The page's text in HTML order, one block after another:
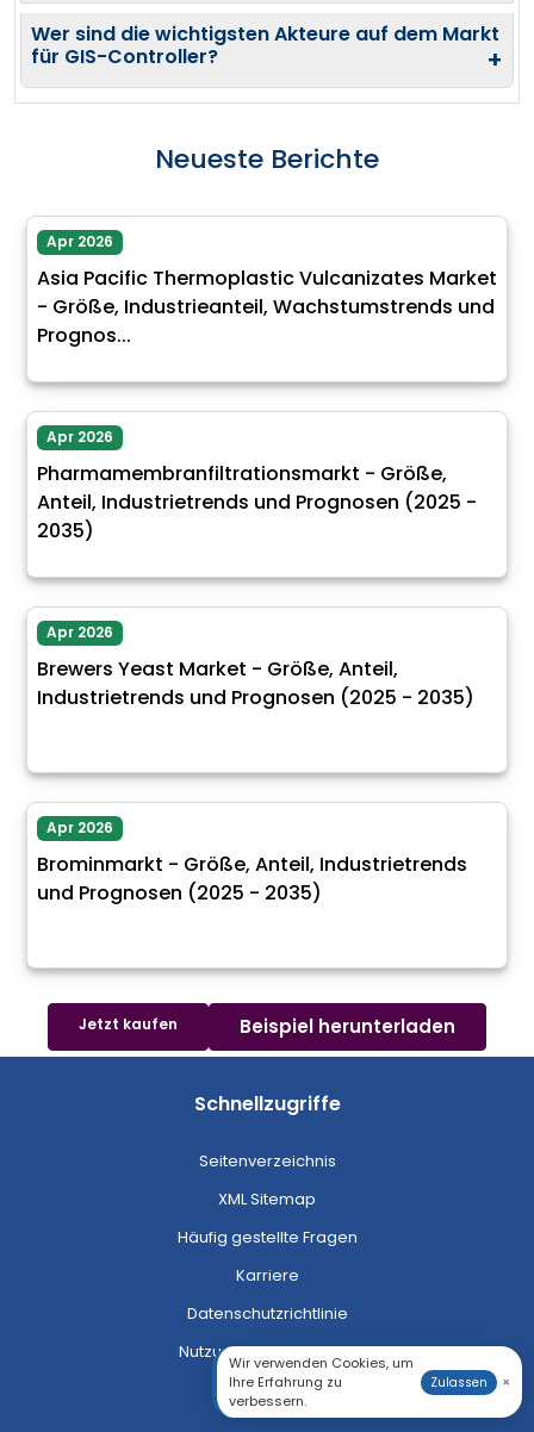
Wer sind die wichtigsten Akteure auf dem Markt
für GIS-Controller?
+
Neueste Berichte
Apr 2026
Asia Pacific Thermoplastic Vulcanizates Market
- Größe, Industrieanteil, Wachstumstrends und
Prognos...
Apr 2026
Pharmamembranfiltrationsmarkt - Größe,
Anteil, Industrietrends und Prognosen (2025 -
2035)
Apr 2026
Brewers Yeast Market - Größe, Anteil,
Industrietrends und Prognosen (2025 - 2035)
Apr 2026
Brominmarkt - Größe, Anteil, Industrietrends
und Prognosen (2025 - 2035)
Jetzt kaufen Beispiel herunterladen
Schnellzugriffe
Seitenverzeichnis
XML Sitemap
Häufig gestellte Fragen
Karriere
Datenschutzrichtlinie
Nutzungsbedingungen
Wir verwenden Cookies, um
Ihre Erfahrung zu
verbessern.
Zulassen ×